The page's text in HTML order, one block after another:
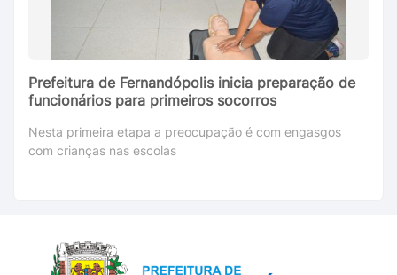
Prefeitura de Fernandópolis inicia preparação de
funcionários para primeiros socorros
Nesta primeira etapa a preocupação é com engasgos
com crianças nas escolas